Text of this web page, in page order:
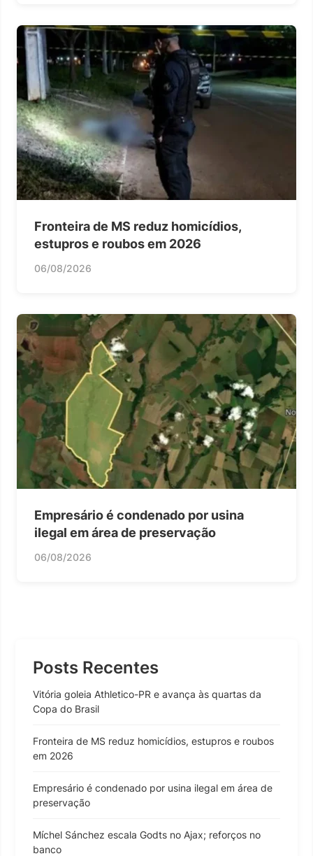
Fronteira de MS reduz homicídios,
estupros e roubos em 2026
06/08/2026
Empresário é condenado por usina
ilegal em área de preservação
06/08/2026
Posts Recentes
Vitória goleia Athletico-PR e avança às quartas da
Copa do Brasil
Fronteira de MS reduz homicídios, estupros e roubos
em 2026
Empresário é condenado por usina ilegal em área de
preservação
Míchel Sánchez escala Godts no Ajax; reforços no
banco